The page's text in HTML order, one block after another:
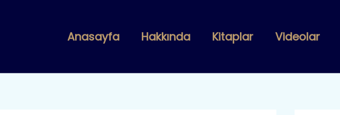
Anasayfa Hakkında Kitaplar Videolar